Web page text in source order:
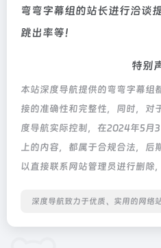
弯弯字幕组的站长进行洽谈
跳出率等！
特别
本站深度导航提供的弯弯字幕组
接的准确性和完整性，同时，对
度导航实际控制，在2024年5月
上的内容，都属于合规合法，
以直接联系网站管理员进行删除
深度导航致力于优质、实用的网络